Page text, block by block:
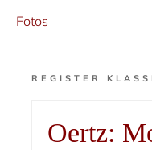
Fotos
REGISTER
Oertz: